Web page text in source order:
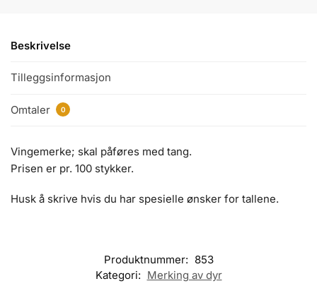
Beskrivelse
Tilleggsinformasjon
Omtaler 0
Vingemerke; skal påføres med tang.
Prisen er pr. 100 stykker.
Husk å skrive hvis du har spesielle ønsker for tallene.
Produktnummer: 853
Kategori: Merking av dyr